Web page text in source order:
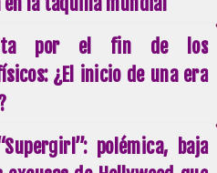
por el fin de los
¿El inicio de una era
polémica, baja